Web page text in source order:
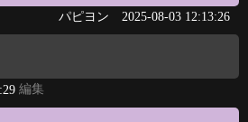
パピヨン 2025-08-03 12:13:26
編集